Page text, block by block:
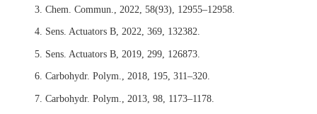
3. Chem. Commun., 2022, 58(93), 12955–12958.
4. Sens. Actuators B, 2022, 369, 132382.
5. Sens. Actuators B, 2019, 299, 126873.
6. Carbohydr. Polym., 2018, 195, 311–320.
7. Carbohydr. Polym., 2013, 98, 1173–1178.